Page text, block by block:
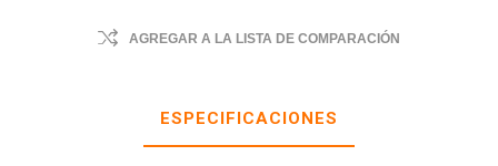
AGREGAR A LA LISTA DE COMPARACIÓN
ESPECIFICACIONES